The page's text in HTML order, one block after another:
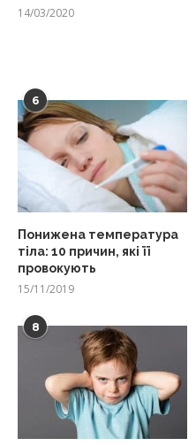
14/03/2020
6
Понижена температура
тіла: 10 причин, які її
провокують
15/11/2019
8